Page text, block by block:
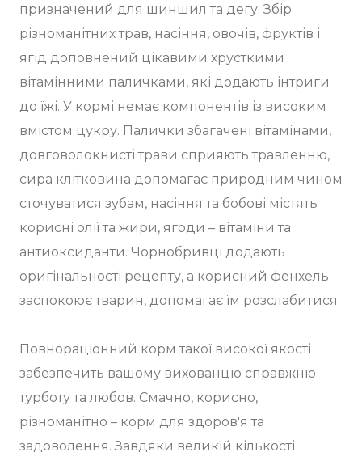
призначений для шиншил та дегу. Збір
різноманітних трав, насіння, овочів, фруктів і
ягід доповнений цікавими хрусткими
вітамінними паличками, які додають інтриги
до їжі. У кормі немає компонентів із високим
вмістом цукру. Палички збагачені вітамінами,
довговолокнисті трави сприяють травленню,
сира клітковина допомагає природним чином
сточуватися зубам, насіння та бобові містять
корисні олії та жири, ягоди – вітаміни та
антиоксиданти. Чорнобривці додають
оригінальності рецепту, а корисний фенхель
заспокоює тварин, допомагає їм розслабитися.
Повнораціонний корм такої високої якості
забезпечить вашому вихованцю справжню
турботу та любов. Смачно, корисно,
різноманітно – корм для здоров'я та
задоволення. Завдяки великій кількості